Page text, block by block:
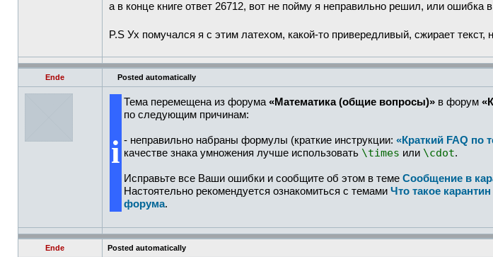
а в конце книге ответ 26712, вот не пойму я неправильно решил, или ошибка
P.S Ух помучался я с этим латехом, какой-то привередливый, сжирает
Ende Posted automatically
i
Тема перемещена из форума «Математика (общие вопросы)» в форум
по следующим причинам:
- неправильно набраны формулы (краткие инструкции: «Краткий FAQ по
качестве знака умножения лучше использовать \times или \cdot.
Исправьте все Ваши ошибки и сообщите об этом в теме Сообщение в
Настоятельно рекомендуется ознакомиться с темами Что такое
форума.
Ende Posted automatically